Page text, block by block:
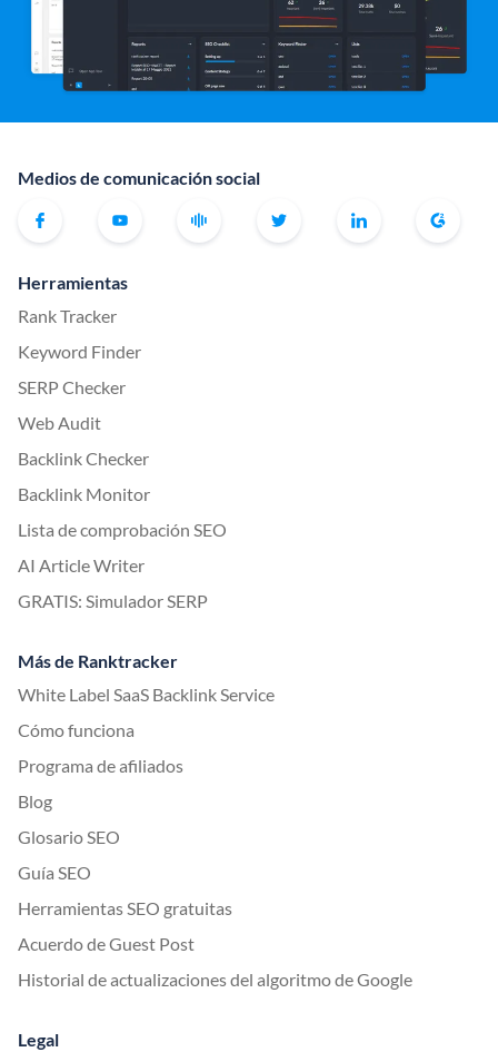
Medios de comunicación social
Herramientas
Rank Tracker
Keyword Finder
SERP Checker
Web Audit
Backlink Checker
Backlink Monitor
Lista de comprobación SEO
AI Article Writer
GRATIS: Simulador SERP
Más de Ranktracker
White Label SaaS Backlink Service
Cómo funciona
Programa de afiliados
Blog
Glosario SEO
Guía SEO
Herramientas SEO gratuitas
Acuerdo de Guest Post
Historial de actualizaciones del algoritmo de Google
Legal